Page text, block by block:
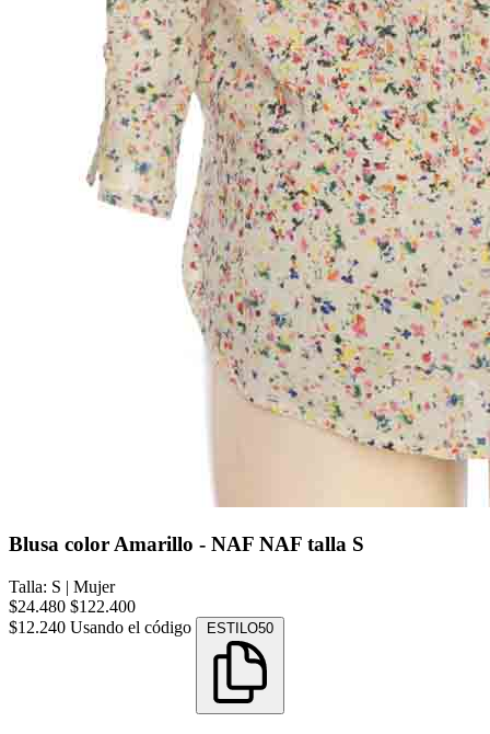
Blusa color Amarillo - NAF NAF talla S
Talla: S | Mujer
$24.480 $122.400
$12.240 Usando el código ESTILO50